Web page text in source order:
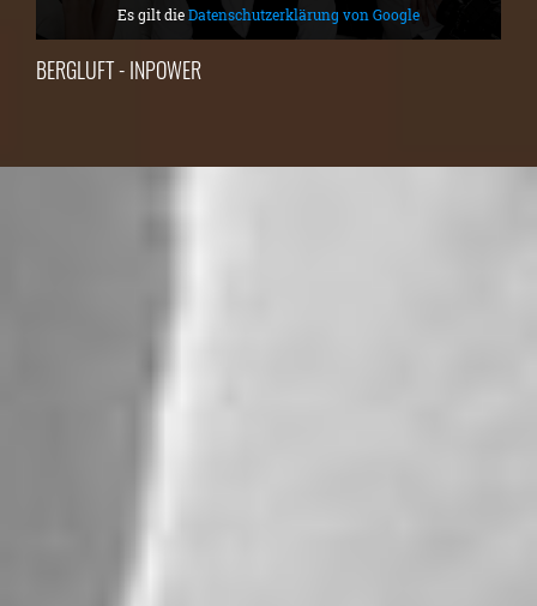
Es gilt dieDatenschutzerklärung von Google
BERGLUFT - INPOWER